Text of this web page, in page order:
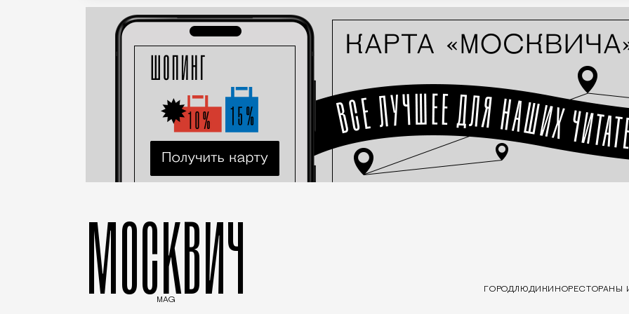
МОСКВИЧ
MAG
ГОРОДЛЮДИ КИНОРЕСТОРАНЫ